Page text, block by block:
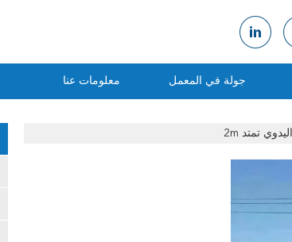
معلومات عنا جولة في المعمل